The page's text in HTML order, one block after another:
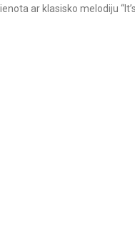
ar klasisko melodiju